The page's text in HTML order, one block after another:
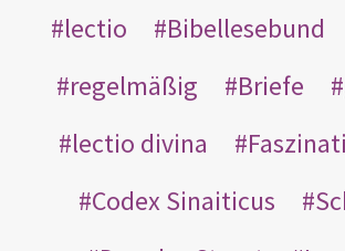
lectio
Bibellesebund
regelmäßig
Briefe
lectio divina
Codex Sinaiticus